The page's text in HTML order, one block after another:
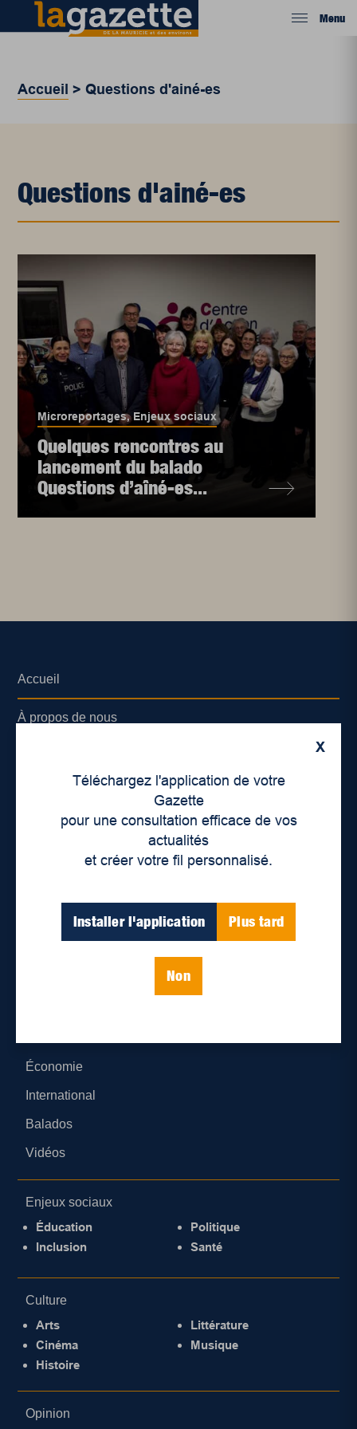
Menu
Accueil >Questions d'ainé-es
Questions d'ainé-es
Microreportages,Enjeux sociaux
Quelques rencontres au
lancement du balado
Questions d’aîné-es...
X
Téléchargez l'application de votre
Gazette
pour une consultation efficace de vos
actualités
et créer votre fil personnalisé.
Installer l'application Plus tard
Non
Accueil
À propos de nous
Lieux de distribution
Économie
International
Balados
Vidéos
Enjeux sociaux
Éducation
Inclusion
Politique
Santé
Culture
Arts
Cinéma
Histoire
Littérature
Musique
Opinion